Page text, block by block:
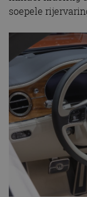
soepele